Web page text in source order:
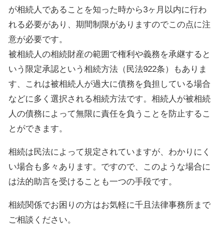
が相続人であることを知った時から3ヶ月以内に行わ
れる必要があり、期間制限がありますのでこの点に注
意が必要です。
被相続人の相続財産の範囲で権利や義務を承継すると
いう限定承認という相続方法（民法922条）もありま
す、これは被相続人が過大に債務を負担している場合
などに多く選択される相続方法です。相続人が被相続
人の債務によって無限に責任を負うことを防止するこ
とができます。
相続は民法によって規定されていますが、わかりにく
い場合も多々あります。ですので、このような場合に
は法的助言を受けることも一つの手段です。
相続関係でお困りの方はお気軽に千且法律事務所まで
ご相談ください。